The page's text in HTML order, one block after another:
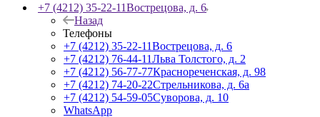
+7 (4212) 35-22-11Вострецова, д. 6
Назад
Телефоны
+7 (4212) 35-22-11Вострецова, д. 6
+7 (4212) 76-44-11Льва Толстого, д. 2
+7 (4212) 56-77-77Краснореченская, д. 98
+7 (4212) 74-20-22Стрельникова, д. 6а
+7 (4212) 54-59-05Суворова, д. 10
WhatsApp